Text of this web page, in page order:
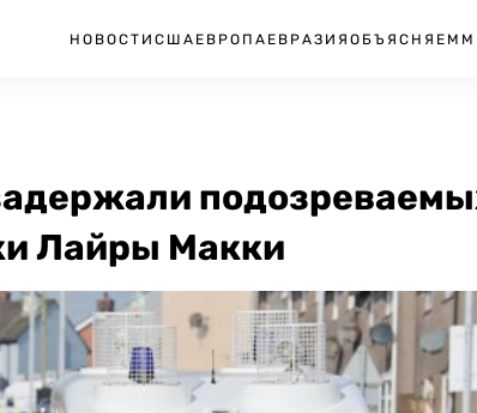
НОВОСТИ США ЕВРОПА ЕВРАЗИЯ ОБЪЯСНЯЕМ
Лайры Макки